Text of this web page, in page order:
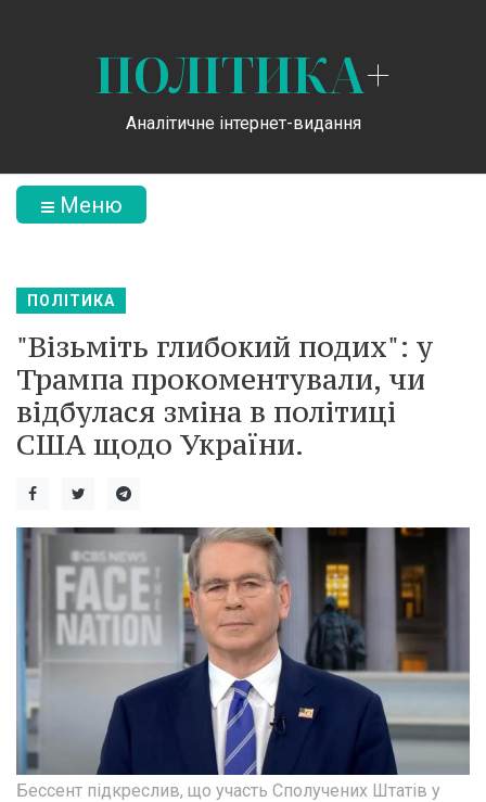
ПОЛІТИКА+
Аналітичне інтернет-видання
Меню
ПОЛІТИКА
"Візьміть глибокий подих": у
Трампа прокоментували, чи
відбулася зміна в політиці
США щодо України.
Бессент підкреслив, що участь Сполучених Штатів у